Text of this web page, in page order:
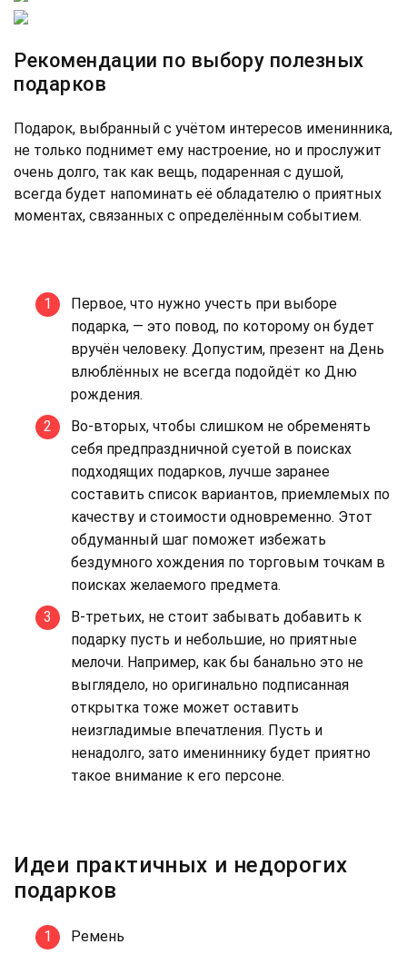
Рекомендации по выбору полезных
подарков
Подарок, выбранный с учётом интересов именинника,
не только поднимет ему настроение, но и прослужит
очень долго, так как вещь, подаренная с душой,
всегда будет напоминать её обладателю о приятных
моментах, связанных с определённым событием.
Первое, что нужно учесть при выборе
подарка, — это повод, по которому он будет
вручён человеку. Допустим, презент на День
влюблённых не всегда подойдёт ко Дню
рождения.
Во-вторых, чтобы слишком не обременять
себя предпраздничной суетой в поисках
подходящих подарков, лучше заранее
составить список вариантов, приемлемых по
качеству и стоимости одновременно. Этот
обдуманный шаг поможет избежать
бездумного хождения по торговым точкам в
поисках желаемого предмета.
В-третьих, не стоит забывать добавить к
подарку пусть и небольшие, но приятные
мелочи. Например, как бы банально это не
выглядело, но оригинально подписанная
открытка тоже может оставить
неизгладимые впечатления. Пусть и
ненадолго, зато имениннику будет приятно
такое внимание к его персоне.
Идеи практичных и недорогих
подарков
Ремень